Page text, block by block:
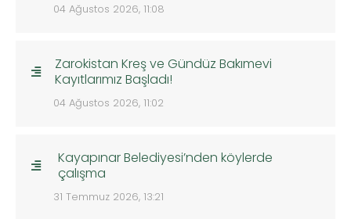
04 Ağustos 2026, 11:08
Zarokistan Kreş ve Gündüz Bakımevi
Kayıtlarımız Başladı!
04 Ağustos 2026, 11:02
Kayapınar Belediyesi’nden köylerde
çalışma
31 Temmuz 2026, 13:21